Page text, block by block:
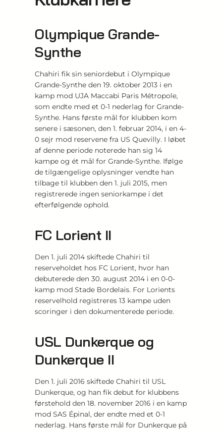
Olympique Grande-
Synthe
Chahiri fik sin seniordebut i Olympique
Grande-Synthe den 19. oktober 2013 i en
kamp mod UJA Maccabi Paris Métropole,
som endte med et 0-1 nederlag for Grande-
Synthe. Hans første mål for klubben kom
senere i sæsonen, den 1. februar 2014, i en 4-
0 sejr mod reservene fra US Quevilly. I løbet
af denne periode noterede han sig 14
kampe og ét mål for Grande-Synthe. Ifølge
de tilgængelige oplysninger vendte han
tilbage til klubben den 1. juli 2015, men
registrerede ingen seniorkampe i det
efterfølgende ophold.
FC Lorient II
Den 1. juli 2014 skiftede Chahiri til
reserveholdet hos FC Lorient, hvor han
debuterede den 30. august 2014 i en 0-0-
kamp mod Stade Bordelais. For Lorients
reservelhold registreres 13 kampe uden
scoringer i den dokumenterede periode.
USL Dunkerque og
Dunkerque II
Den 1. juli 2016 skiftede Chahiri til USL
Dunkerque, og han fik debut for klubbens
førstehold den 18. november 2016 i en kamp
mod SAS Épinal, der endte med et 0-1
nederlag. Hans første mål for Dunkerque på